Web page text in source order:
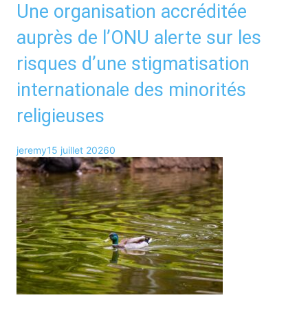
Une organisation accréditée
auprès de l’ONU alerte sur les
risques d’une stigmatisation
internationale des minorités
religieuses
jeremy15 juillet 20260